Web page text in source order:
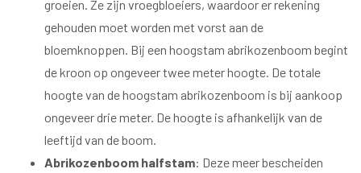
groeien. Ze zijn vroegbloeiers, waardoor er rekening
gehouden moet worden met vorst aan de
bloemknoppen. Bij een hoogstam abrikozenboom begint
de kroon op ongeveer twee meter hoogte. De totale
hoogte van de hoogstam abrikozenboom is bij aankoop
ongeveer drie meter. De hoogte is afhankelijk van de
leeftijd van de boom.
Abrikozenboom halfstam: Deze meer bescheiden